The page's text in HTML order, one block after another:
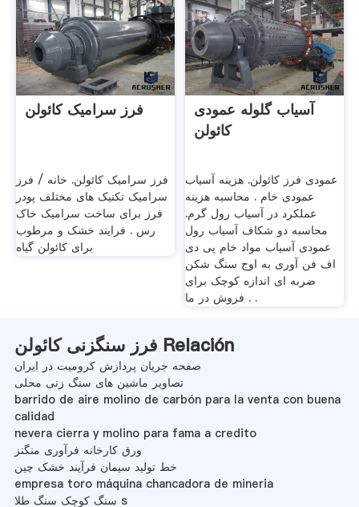
فرز سرامیک کائولن
فرز سرامیک کائولن. خانه / فرز
سرامیک تکنیک های مختلف پودر
فرز برای ساخت سرامیک خاک
رس . فرایند خشک و مرطوب
برای کائولن گیاه
آسیاب گلوله عمودی
کائولن
عمودی فرز کائولن. هزینه آسیاب
عمودی خام . محاسبه هزینه
عملکرد در آسیاب رول گرم.
محاسبه دو شکاف آسیاب رول
عمودی آسیاب مواد خام پی دی
اف فن آوری به اوج سنگ شکن
ضربه ای اندازه کوچک برای
فروش در ما . .
فرز سنگزنی کائولن Relación
صفحه جریان پردازش کرومیت در ایران
تصاویر ماشین های سنگ زنی محلی
barrido de aire molino de carbón para la venta con buena
calidad
nevera cierra y molino para fama a credito
ورق کارخانه فرآوری منگنز
خط تولید سیمان فرآیند خشک چین
empresa toro máquina chancadora de mineria
سنگ کوچک سنگ طلا s